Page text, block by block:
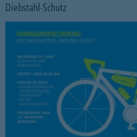
Diebstahl-Schutz